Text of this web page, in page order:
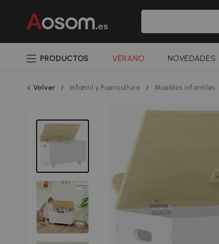
PRODUCTOS VERANO NOVEDADES
Volver / Infantil y Puericultura / Muebles infantiles